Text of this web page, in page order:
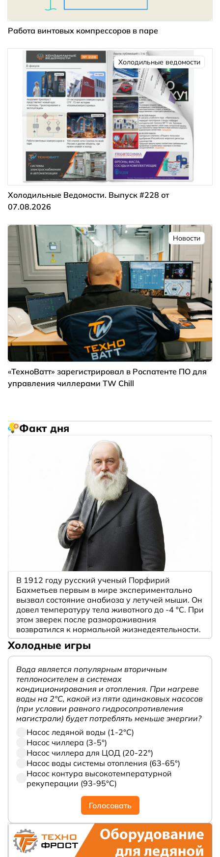
Работа винтовых компрессоров в паре
Холодильные ведомости
Холодильные Ведомости. Выпуск #228 от
07.08.2026
Новости
«ТехноВатт» зарегистрировал в Роспатенте ПО для
управления чиллерами TW Chill
Факт дня
В 1912 году русский ученый Порфирий
Бахметьев первым в мире экспериментально
вызвал состояние анабиоза у летучей мыши. Он
довел температуру тела животного до -4 °C. При
этом зверек после размораживания
возвратился к нормальной жизнедеятельности.
Холодные игры
Вода является популярным вторичным
теплоносителем в системах
кондиционирования и отопления. При нагреве
воды на 2°С, какой из пяти одинаковых насосов
(при условии равного гидросопротивления
магистрали) будет потреблять меньше энергии?
Насос ледяной воды (1-2°С)
Насос чиллера (3-5°)
Насос чиллера для ЦОД (20-22°)
Насос воды системы отопления (63-65°)
Насос контура высокотемпературной
рекуперации (93-95°С)
Голосовать